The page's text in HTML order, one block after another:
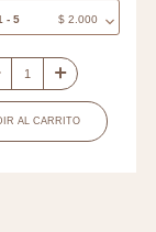
- 5 $2.000
AL CARRITO